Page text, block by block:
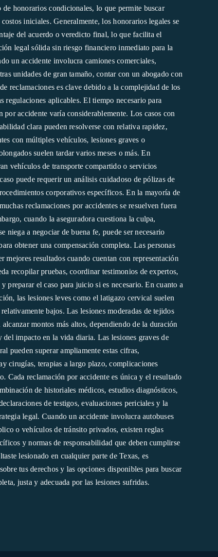
honorarios condicionales, lo que permite buscar
iniciales. Generalmente, los honorarios legales se
del acuerdo o veredicto final, lo que facilita el
legal sólida sin riesgo financiero inmediato para la
un accidente involucra camiones comerciales,
unidades de gran tamaño, contar con un abogado con
reclamaciones es clave debido a la complejidad de los
regulaciones aplicables. El tiempo necesario para
por accidente varía considerablemente. Los casos con
clara pueden resolverse con relativa rapidez,
con múltiples vehículos, lesiones graves o
suelen tardar varios meses o más. En
vehículos de transporte compartido o servicios
puede requerir un análisis cuidadoso de pólizas de
corporativos específicos. En la mayoría de
reclamaciones por accidentes se resuelven fuera
cuando la aseguradora cuestiona la culpa,
niega a negociar de buena fe, puede ser necesario
obtener una compensación completa. Las personas
mejores resultados cuando cuentan con representación
recopilar pruebas, coordinar testimonios de expertos,
preparar el caso para juicio si es necesario. En cuanto a
las lesiones leves como el latigazo cervical suelen
bajos. Las lesiones moderadas de tejidos
montos más altos, dependiendo de la duración
del impacto en la vida diaria. Las lesiones graves de
pueden superar ampliamente estas cifras,
cirugías, terapias a largo plazo, complicaciones
Cada reclamación por accidente es única y el resultado
de historiales médicos, estudios diagnósticos,
de testigos, evaluaciones periciales y la
legal. Cuando un accidente involucra autobuses
o vehículos de tránsito privados, existen reglas
y normas de responsabilidad que deben cumplirse
lesionado en cualquier parte de Texas, es
tus derechos y las opciones disponibles para buscar
justa y adecuada por las lesiones sufridas.